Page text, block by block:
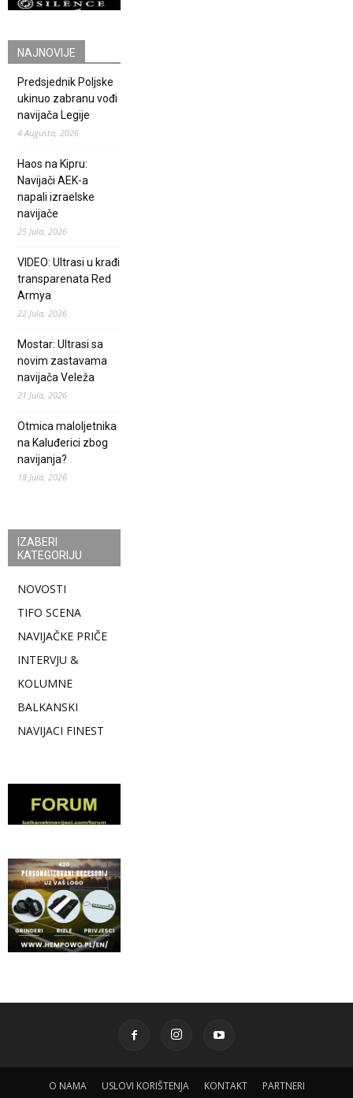
NAJNOVIJE
Predsjednik Poljske
ukinuo zabranu vođi
navijača Legije
4 Augusta, 2026
Haos na Kipru:
Navijači AEK-a
napali izraelske
navijače
25 Jula, 2026
VIDEO: Ultrasi u krađi
transparenata Red
Armya
22 Jula, 2026
Mostar: Ultrasi sa
novim zastavama
navijača Veleža
21 Jula, 2026
Otmica maloljetnika
na Kaluđerici zbog
navijanja?
18 Jula, 2026
IZABERI
KATEGORIJU
NOVOSTI
TIFO SCENA
NAVIJAČKE PRIČE
INTERVJU &
KOLUMNE
BALKANSKI
NAVIJACI FINEST
O NAMA USLOVI KORIŠTENJA KONTAKT PARTNERI